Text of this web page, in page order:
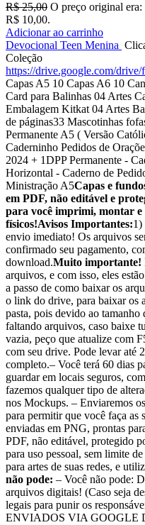
R$25,00 O preço original era:
R$ 10,00.
Adicionar ao carrinho
Devocional Teen Menina
Coleção
https://drive.google.com/
Capas A5 10 Capas A6 10
Card para Balinhas 04 Artes
Embalagem Kitkat 04 Artes
de páginas33 Mascotinhas
Permanente A5 ( Versão
Caderninho Pedidos de
2024 + 1DPP Permanente -
Horizontal - Caderno de
Ministração A5Capas e
em PDF, não editável e
para você imprimi, montar e
físicos!Avisos Importantes:1)
envio imediato! Os arquivos
confirmado seu pagamento,
download.Muito importante!
arquivos, e com isso, eles
a passo de como baixar os
o link do drive, para baixar os
pasta, pois devido ao
faltando arquivos, caso baixe
vazia, peço que atualize com
com seu drive. Pode levar até
completo.– Você terá 60 dias
guardar em locais seguros,
fazemos qualquer tipo de
nos Mockups. – Enviaremos
para permitir que você faça as
enviadas em PNG, prontas
PDF, não editável, protegido
para uso pessoal, sem limite
para artes de suas redes, e
não pode: – Você não pode:
arquivos digitais! (Caso seja
legais para punir os
ENVIADOS VIA GOOGLE